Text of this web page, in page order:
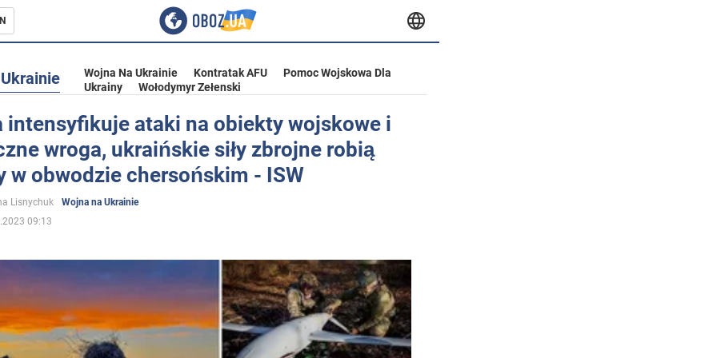
Ukrainie
Wojna Na Ukrainie Kontratak AFU
Pomoc Wojskowa Dla
Ukrainy
Wołodymyr Zełenski
intensyfikuje ataki na obiekty wojskowe i
wroga, ukraińskie siły zbrojne robią
w obwodzie chersońskim - ISW
Lisnychuk
Wojna na Ukrainie
09:13